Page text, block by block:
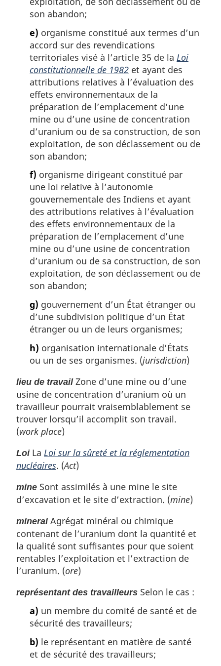
son abandon;
e) organisme constitué aux termes d’un
accord sur des revendications
territoriales visé à l’article 35 de la Loi
constitutionnelle de 1982 et ayant des
attributions relatives à l’évaluation des
effets environnementaux de la
préparation de l’emplacement d’une
mine ou d’une usine de concentration
d’uranium ou de sa construction, de son
exploitation, de son déclassement ou de
son abandon;
f) organisme dirigeant constitué par
une loi relative à l’autonomie
gouvernementale des Indiens et ayant
des attributions relatives à l’évaluation
des effets environnementaux de la
préparation de l’emplacement d’une
mine ou d’une usine de concentration
d’uranium ou de sa construction, de son
exploitation, de son déclassement ou de
son abandon;
g) gouvernement d’un État étranger ou
d’une subdivision politique d’un État
étranger ou un de leurs organismes;
h) organisation internationale d’États
ou un de ses organismes. (jurisdiction)
lieu de travailZone d’une mine ou d’une
usine de concentration d’uranium où un
travailleur pourrait vraisemblablement se
trouver lorsqu’il accomplit son travail.
(work place)
LoiLa Loi sur la sûreté et la réglementation
nucléaires. (Act)
mine Sont assimilés à une mine le site
d’excavation et le site d’extraction. (mine)
mineraiAgrégat minéral ou chimique
contenant de l’uranium dont la quantité et
la qualité sont suffisantes pour que soient
rentables l’exploitation et l’extraction de
l’uranium. (ore)
représentant des travailleurs Selon le cas :
a) un membre du comité de santé et de
sécurité des travailleurs;
b) le représentant en matière de santé
et de sécurité des travailleurs;